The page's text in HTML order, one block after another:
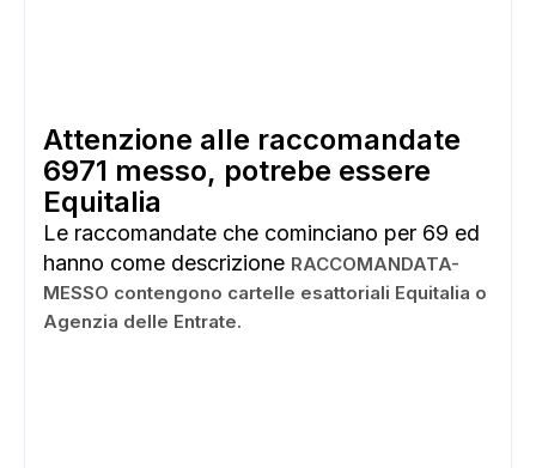
Attenzione alle raccomandate
6971 messo, potrebe essere
Equitalia
Le raccomandate che cominciano per 69 ed
hanno come descrizione RACCOMANDATA-
MESSO contengono cartelle esattoriali Equitalia o
Agenzia delle Entrate.